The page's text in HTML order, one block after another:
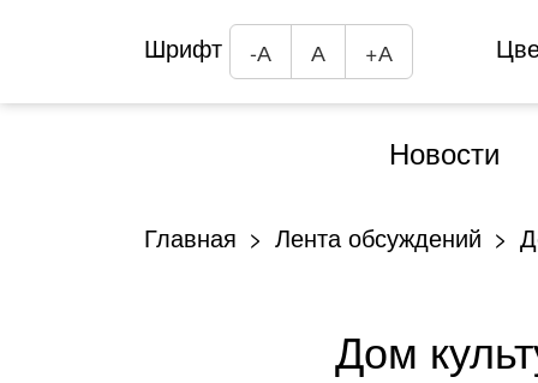
Шрифт -А А +А
Новости
Главная Лента обсуждений
Дом